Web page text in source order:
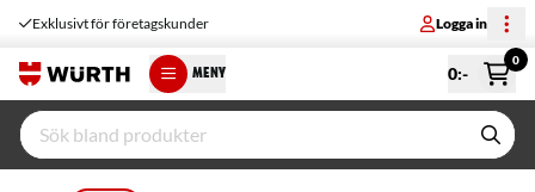
Exklusivt för företagskunder Logga in
MENY 0:-
0